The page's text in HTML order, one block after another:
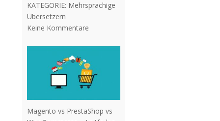
KATEGORIE: Mehrsprachige
Übersetzern
Keine Kommentare
Magento vs PrestaShop vs